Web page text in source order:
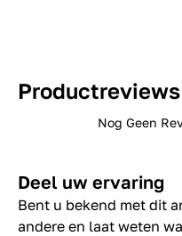
Productreviews
Nog Geen
Deel uw ervaring
Bent u bekend met dit
andere en laat weten